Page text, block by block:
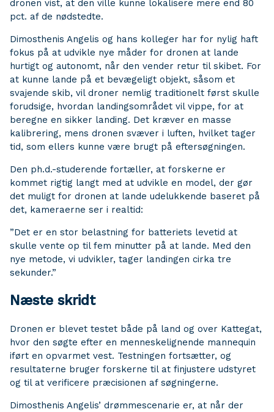
dronen vist, at den ville kunne lokalisere mere end 80
pct. af de nødstedte.
Dimosthenis Angelis og hans kolleger har for nylig haft
fokus på at udvikle nye måder for dronen at lande
hurtigt og autonomt, når den vender retur til skibet. For
at kunne lande på et bevægeligt objekt, såsom et
svajende skib, vil droner nemlig traditionelt først skulle
forudsige, hvordan landingsområdet vil vippe, for at
beregne en sikker landing. Det kræver en masse
kalibrering, mens dronen svæver i luften, hvilket tager
tid, som ellers kunne være brugt på eftersøgningen.
Den ph.d.-studerende fortæller, at forskerne er
kommet rigtig langt med at udvikle en model, der gør
det muligt for dronen at lande udelukkende baseret på
det, kameraerne ser i realtid:
”Det er en stor belastning for batteriets levetid at
skulle vente op til fem minutter på at lande. Med den
nye metode, vi udvikler, tager landingen cirka tre
sekunder.”
Næste skridt
Dronen er blevet testet både på land og over Kattegat,
hvor den søgte efter en menneskelignende mannequin
iført en opvarmet vest. Testningen fortsætter, og
resultaterne bruger forskerne til at finjustere udstyret
og til at verificere præcisionen af søgningerne.
Dimosthenis Angelis’ drømmescenarie er, at når der